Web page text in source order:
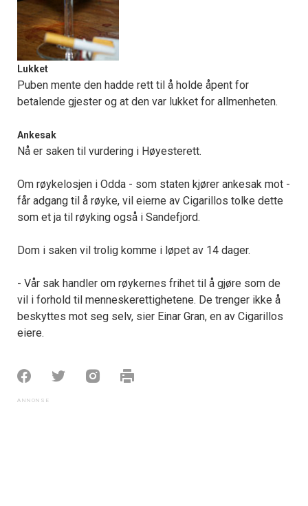
Lukket
Puben mente den hadde rett til å holde åpent for
betalende gjester og at den var lukket for allmenheten.
Ankesak
Nå er saken til vurdering i Høyesterett.
Om røykelosjen i Odda - som staten kjører ankesak mot -
får adgang til å røyke, vil eierne av Cigarillos tolke dette
som et ja til røyking også i Sandefjord.
Dom i saken vil trolig komme i løpet av 14 dager.
- Vår sak handler om røykernes frihet til å gjøre som de
vil i forhold til menneskerettighetene. De trenger ikke å
beskyttes mot seg selv, sier Einar Gran, en av Cigarillos
eiere.